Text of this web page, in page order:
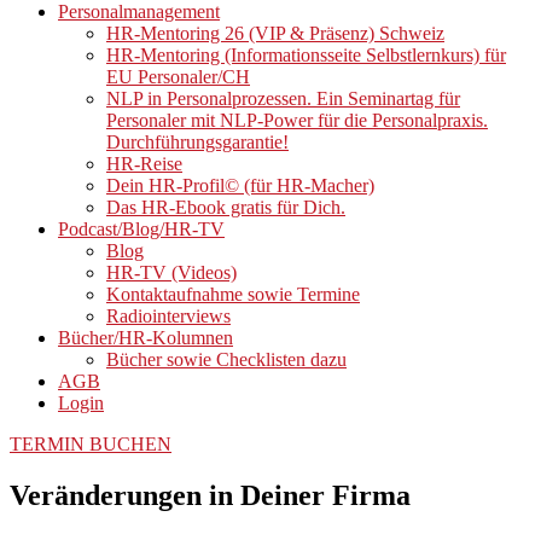
Personalmanagement
HR-Mentoring 26 (VIP & Präsenz) Schweiz
HR-Mentoring (Informationsseite Selbstlernkurs) für
EU Personaler/CH
NLP in Personalprozessen. Ein Seminartag für
Personaler mit NLP-Power für die Personalpraxis.
Durchführungsgarantie!
HR-Reise
Dein HR-Profil© (für HR-Macher)
Das HR-Ebook gratis für Dich.
Podcast/Blog/HR-TV
Blog
HR-TV (Videos)
Kontaktaufnahme sowie Termine
Radiointerviews
Bücher/HR-Kolumnen
Bücher sowie Checklisten dazu
AGB
Login
TERMIN BUCHEN
Veränderungen in Deiner Firma